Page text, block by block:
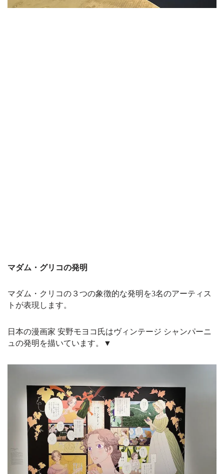
マダム・グリコの発明
マダム・クリコの３つの象徴的な発明を3名のアーティス
トが表現します。
日本の漫画家 安野モヨコ氏はヴィンテージ シャンパーニ
ュの発明を描いています。▼